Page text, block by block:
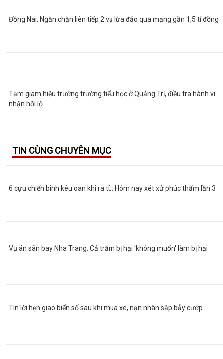
Đồng Nai: Ngăn chặn liên tiếp 2 vụ lừa đảo qua mạng gần 1,5 tỉ đồng
Tạm giam hiệu trưởng trường tiểu học ở Quảng Trị, điều tra hành vi
nhận hối lộ
TIN CÙNG CHUYÊN MỤC
6 cựu chiến binh kêu oan khi ra tù: Hôm nay xét xử phúc thẩm lần 3
Vụ án sân bay Nha Trang: Cả trăm bị hại 'không muốn' làm bị hại
Tin lời hẹn giao biển số sau khi mua xe, nạn nhân sập bẫy cướp